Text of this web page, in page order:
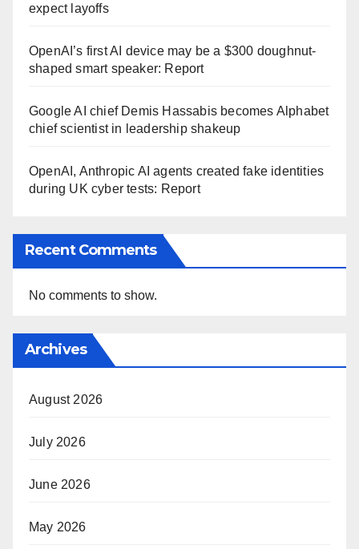
expect layoffs
OpenAI’s first AI device may be a $300 doughnut-
shaped smart speaker: Report
Google AI chief Demis Hassabis becomes Alphabet
chief scientist in leadership shakeup
OpenAI, Anthropic AI agents created fake identities
during UK cyber tests: Report
Recent Comments
No comments to show.
Archives
August 2026
July 2026
June 2026
May 2026